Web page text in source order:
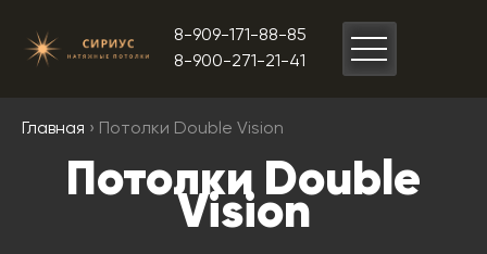
8-909-171-88-85
8-900-271-21-41
Главная › Потолки Double Vision
Потолки Double
Vision